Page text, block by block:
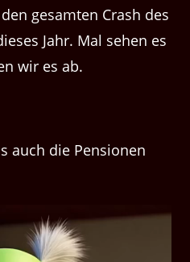
gesamten Crash des
Jahr. Mal sehen es
wir es ab.
auch die Pensionen